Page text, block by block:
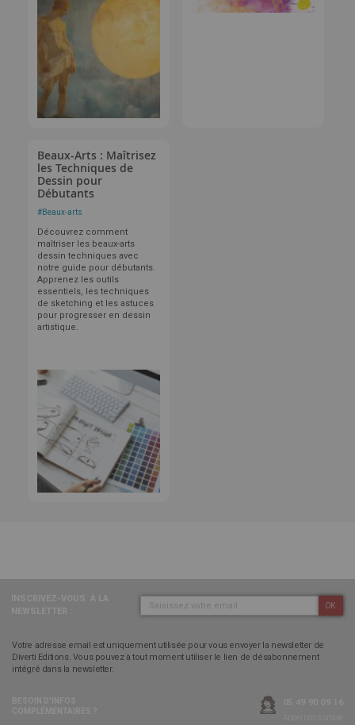
Beaux-Arts : Maîtrisez
les Techniques de
Dessin pour
Débutants
#Beaux-arts
Découvrez comment
maîtriser les beaux-arts
dessin techniques avec
notre guide pour débutants.
Apprenez les outils
essentiels, les techniques
de sketching et les astuces
pour progresser en dessin
artistique.
OK
Votre adresse email est uniquement utilisée pour vous envoyer la newsletter de
Diverti Editions. Vous pouvez à tout moment utiliser le lien de désabonnement
intégré dans la newsletter.